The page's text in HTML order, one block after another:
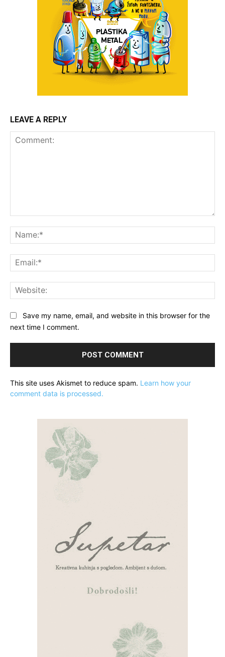
LEAVE A REPLY
Save my name, email, and website in this browser for the
next time I comment.
This site uses Akismet to reduce spam. Learn how your
comment data is processed.